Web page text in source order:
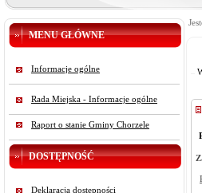
MENU GŁÓWNE
Informacje ogólne
Rada Miejska - Informacje ogólne
Raport o stanie Gminy Chorzele
DOSTĘPNOŚĆ
Deklaracja dostępności